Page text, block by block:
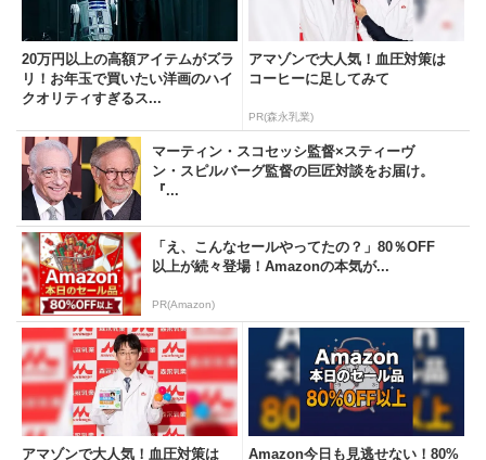
20万円以上の高額アイテムがズラ
リ！お年玉で買いたい洋画のハイ
クオリティすぎるス...
アマゾンで大人気！血圧対策は
コーヒーに足してみて
PR(森永乳業)
マーティン・スコセッシ監督×スティーヴ
ン・スピルバーグ監督の巨匠対談をお届け。
『...
「え、こんなセールやってたの？」80％OFF
以上が続々登場！Amazonの本気が...
PR(Amazon)
アマゾンで大人気！血圧対策は Amazon今日も見逃せない！80%